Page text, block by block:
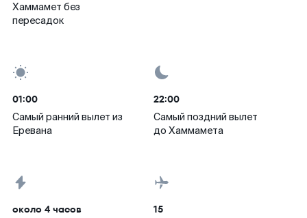
Хаммамет без
пересадок
01:00
Самый ранний вылет из
Еревана
22:00
Самый поздний вылет
до Хаммамета
около 4 часов 15